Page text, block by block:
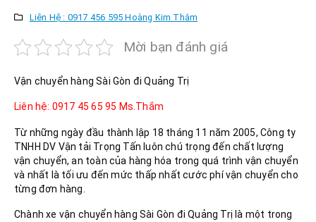
Liên Hệ : 0917 456 595 Hoàng Kim Thắm
Mời bạn đánh giá
Vận chuyển hàng Sài Gòn đi Quảng Trị
Liên hệ: 0917 45 65 95 Ms.Thắm
Từ những ngày đầu thành lập 18 tháng 11 năm 2005, Công ty
TNHH DV Vận tải Trọng Tấn luôn chú trọng đến chất lượng
vận chuyển, an toàn của hàng hóa trong quá trình vận chuyển
và nhất là tối ưu đến mức thấp nhất cước phí vận chuyển cho
từng đơn hàng.
Chành xe vận chuyển hàng Sài Gòn đi Quảng Trị là một trong